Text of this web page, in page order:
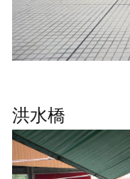
洪水橋